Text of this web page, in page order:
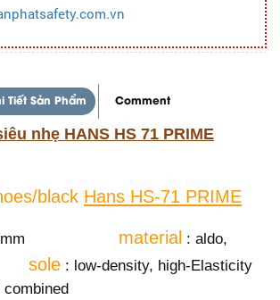
Tiết Sản Phẩm Comment
nhẹ HANS HS 71 PRIME
black Hans HS-71 PRIME
material : aldo,
sole : low-density, high-Elasticity